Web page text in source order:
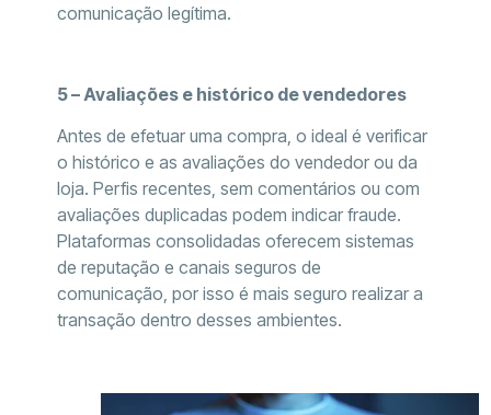
comunicação legítima.
5 – Avaliações e histórico de vendedores
Antes de efetuar uma compra, o ideal é verificar
o histórico e as avaliações do vendedor ou da
loja. Perfis recentes, sem comentários ou com
avaliações duplicadas podem indicar fraude.
Plataformas consolidadas oferecem sistemas
de reputação e canais seguros de
comunicação, por isso é mais seguro realizar a
transação dentro desses ambientes.